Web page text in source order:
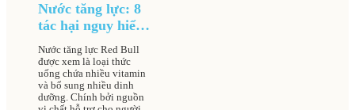
Nước tăng lực: 8
tác hại nguy hiểm
gây nguy cơ đột
quỵ dẫn đến tử
vong cao
Nước tăng lực Red Bull
được xem là loại thức
uống chứa nhiều vitamin
và bổ sung nhiều dinh
dưỡng. Chính bởi nguồn